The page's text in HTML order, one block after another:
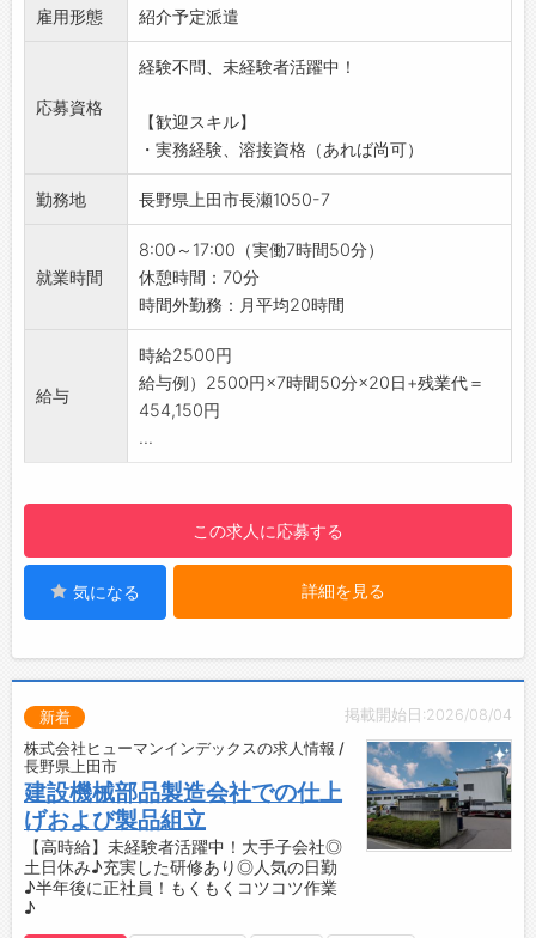
・加工作業
◎製品は、高所作業車用ブームです。
◎重量物の搬送や移動はクレーンやフォークリ
【未経験OK！】
・初めての方でも丁寧に指導します♪安心して
ご応募ください◎
【やりがい】
部品の製作に挑戦できます！
【職場の雰囲気】
・和気あいあいとしていて、風通しのいい職場
です♪
【研修制度】
・丁寧なOJTがありますので、疑問や不安があ
【6ヶ月後に正社員雇用へ切替前提！】
・目標を持って長く働ける環境です♪
・モチベーションを高く保ちながらキャリアア
ップできます。
・週末はしっかり休んでリフレッシュできます
【こんな方にオススメ◎】
・大手企業の子会社で安定して働きたい方
・新しいことにチャレンジしたい方
・ファイトのある方！
【環境面等】
・制服あり！服装の心配も不要◎
雇用形態 紹介予定派遣
応募資格
経験不問、未経験者活躍中！
【歓迎スキル】
・実務経験、溶接資格（あれば尚可）
勤務地 長野県上田市長瀬1050-7
就業時間
8:00～17:00（実働7時間50分）
休憩時間：70分
時間外勤務：月平均20時間
給与
時給2500円
給与例）2500円×7時間50分×20日+残業代＝
454,150円
...
この求人に応募する
気になる 詳細を見る
掲載開始日:2026/08/04
新着
株式会社ヒューマンインデックスの求人情報 /
長野県上田市
建設機械部品製造会社での仕上
げおよび製品組立
【高時給】未経験者活躍中！大手子会社◎
土日休み♪充実した研修あり◎人気の日勤
♪半年後に正社員！もくもくコツコツ作業
♪